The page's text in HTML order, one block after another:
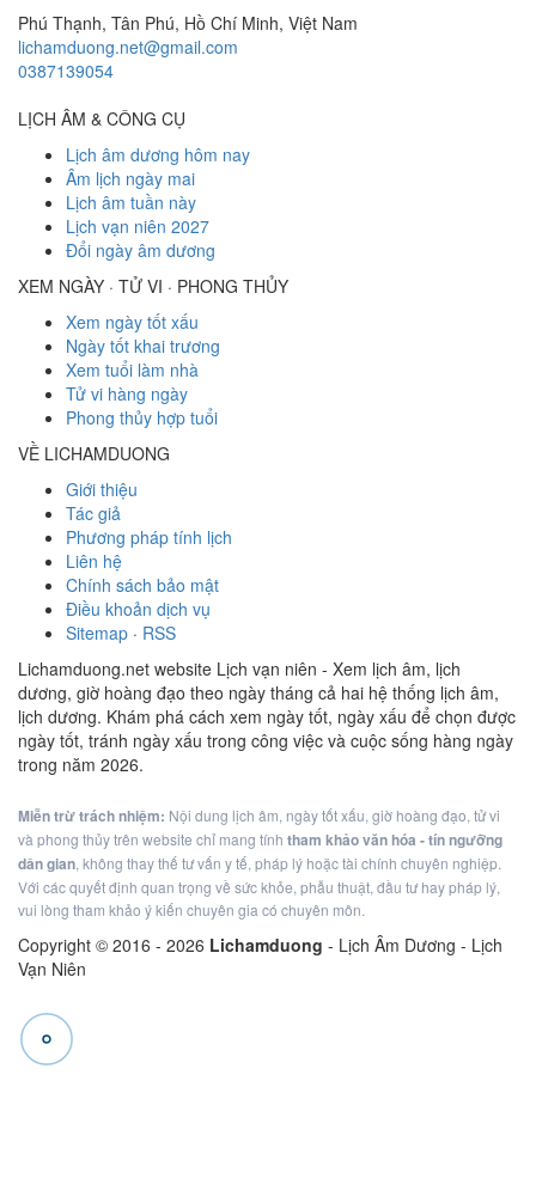
Phú Thạnh, Tân Phú, Hồ Chí Minh, Việt Nam
lichamduong.net@gmail.com
0387139054
LỊCH ÂM & CÔNG CỤ
Lịch âm dương hôm nay
Âm lịch ngày mai
Lịch âm tuần này
Lịch vạn niên 2027
Đổi ngày âm dương
XEM NGÀY · TỬ VI · PHONG THỦY
Xem ngày tốt xấu
Ngày tốt khai trương
Xem tuổi làm nhà
Tử vi hàng ngày
Phong thủy hợp tuổi
VỀ LICHAMDUONG
Giới thiệu
Tác giả
Phương pháp tính lịch
Liên hệ
Chính sách bảo mật
Điều khoản dịch vụ
Sitemap · RSS
Lichamduong.net website Lịch vạn niên - Xem lịch âm, lịch
dương, giờ hoàng đạo theo ngày tháng cả hai hệ thống lịch âm,
lịch dương. Khám phá cách xem ngày tốt, ngày xấu để chọn được
ngày tốt, tránh ngày xấu trong công việc và cuộc sống hàng ngày
trong năm 2026.
Miễn trừ trách nhiệm: Nội dung lịch âm, ngày tốt xấu, giờ hoàng đạo, tử vi
và phong thủy trên website chỉ mang tính tham khảo văn hóa - tín ngưỡng
dân gian, không thay thế tư vấn y tế, pháp lý hoặc tài chính chuyên nghiệp.
Với các quyết định quan trọng về sức khỏe, phẫu thuật, đầu tư hay pháp lý,
vui lòng tham khảo ý kiến chuyên gia có chuyên môn.
Copyright © 2016 - 2026 Lichamduong - Lịch Âm Dương - Lịch
Vạn Niên